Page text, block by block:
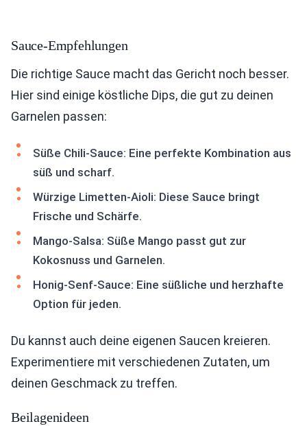
Sauce-Empfehlungen
Die richtige Sauce macht das Gericht noch besser.
Hier sind einige köstliche Dips, die gut zu deinen
Garnelen passen:
Süße Chili-Sauce: Eine perfekte Kombination aus
süß und scharf.
Würzige Limetten-Aioli: Diese Sauce bringt
Frische und Schärfe.
Mango-Salsa: Süße Mango passt gut zur
Kokosnuss und Garnelen.
Honig-Senf-Sauce: Eine süßliche und herzhafte
Option für jeden.
Du kannst auch deine eigenen Saucen kreieren.
Experimentiere mit verschiedenen Zutaten, um
deinen Geschmack zu treffen.
Beilagenideen